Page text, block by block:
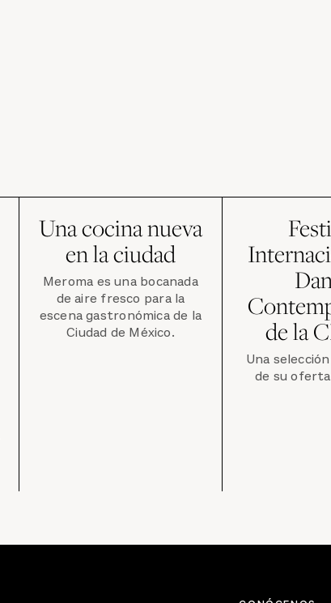
Una cocina nueva
en la ciudad
Meroma es una bocanada
de aire fresco para la
escena gastronómica de la
Ciudad de México.
de la
Una
de su